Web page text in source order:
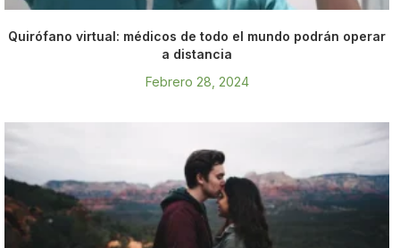
Quirófano virtual: médicos de todo el mundo podrán operar
a distancia
Febrero 28, 2024